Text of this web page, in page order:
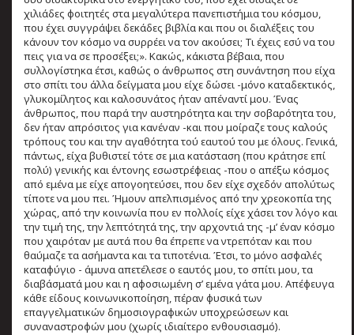
χιλιάδες φοιτητές στα μεγαλύτερα πανεπιστήμια του κόσμου,
που έχει συγγράψει δεκάδες βιβλία και που οι διαλέξεις του
κάνουν τον κόσμο να συρρέει να τον ακούσει; Τι έχεις εσύ να του
πεις για να σε προσέξει;». Κακώς, κάκιστα βέβαια, που
συλλογίστηκα έτσι, καθώς ο άνθρωπος στη συνάντηση που είχα
στο σπίτι του άλλα δείγματα μου είχε δώσει -μόνο καταδεκτικός,
γλυκομίλητος και καλοσυνάτος ήταν απέναντί μου. Ένας
άνθρωπος, που παρά την αυστηρότητα και την σοβαρότητα του,
δεν ήταν απρόσιτος για κανέναν -και που μοίραζε τους καλούς
τρόπους του και την αγαθότητα τού εαυτού του με όλους. Γενικά,
πάντως, είχα βυθιστεί τότε σε μια κατάσταση (που κράτησε επί
πολύ) γενικής και έντονης εσωστρέφειας -που ο απέξω κόσμος
από εμένα με είχε απογοητεύσει, που δεν είχε σχεδόν απολύτως
τίποτε να μου πει. Ήμουν απελπισμένος από την χρεοκοπία της
χώρας, από την κοινωνία που εν πολλοίς είχε χάσει τον λόγο και
την τιμή της, την λεπτότητά της, την αρχοντιά της -μ’ έναν κόσμο
που χαιρόταν με αυτά που θα έπρεπε να ντρεπόταν και που
θαύμαζε τα ασήμαντα και τα τιποτένια. Έτσι, το μόνο ασφαλές
καταφύγιο - άμυνα απετέλεσε ο εαυτός μου, το σπίτι μου, τα
διαβάσματά μου και η αφοσιωμένη σ’ εμένα γάτα μου. Απέφευγα
κάθε είδους κοινωνικοποίηση, πέραν φυσικά των
επαγγελματικών δημοσιογραφικών υποχρεώσεων και
συναναστροφών μου (χωρίς ιδιαίτερο ενθουσιασμό).